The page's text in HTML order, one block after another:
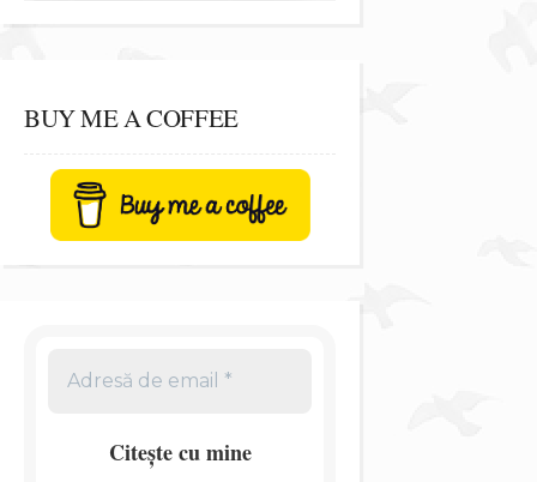
BUY ME A COFFEE
Citește cu mine